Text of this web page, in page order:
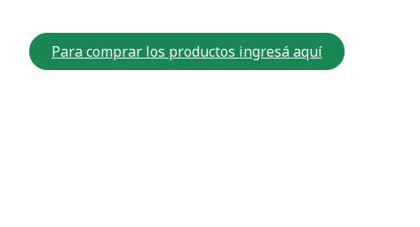
Para comprar los productos ingresá aquí